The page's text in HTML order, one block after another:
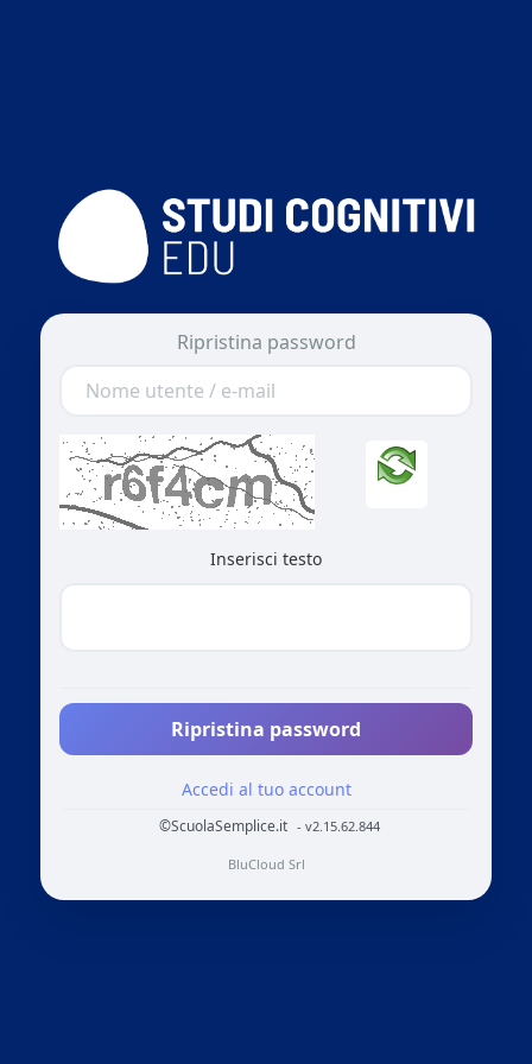
Ripristina password
Inserisci testo
Ripristina password
Accedi al tuo account
©ScuolaSemplice.it - v2.15.62.844
BluCloud Srl